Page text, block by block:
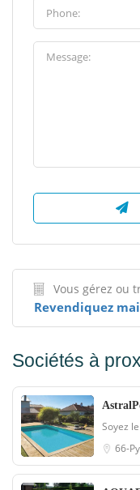
Vous gérez ou
Revendiquez
Sociétés à
Soyez
66-